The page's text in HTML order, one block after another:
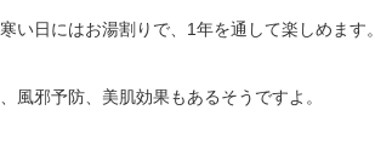
い日にはお湯割りで、1年を通して楽しめます。
風邪予防、美肌効果もあるそうですよ。